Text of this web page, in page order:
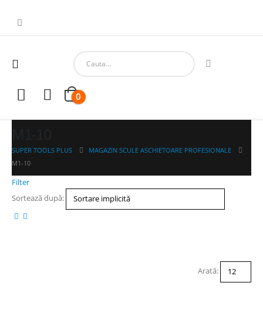
0
SUPER TOOLS PLUS
MAGAZIN SCULE ASCHIETOARE PROFESIONALE
M1-10
Filter
Sortează după:
Arată: